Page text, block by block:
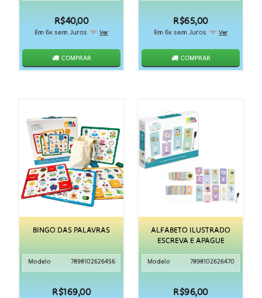
R$40,00
Em 6x sem Juros Ver
COMPRAR
R$65,00
Em 6x sem Juros Ver
COMPRAR
BINGO DAS PALAVRAS
Modelo 7898102626456
R$169,00
ALFABETO ILUSTRADO
ESCREVA E APAGUE
Modelo 7898102626470
R$96,00